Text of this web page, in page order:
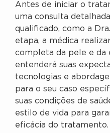
Antes de iniciar o
uma consulta
qualificado, como a
etapa, a médica
completa da pele e da
entenderá suas
tecnologias e
para o seu caso
suas condições de
estilo de vida para
eficácia do tratamento.